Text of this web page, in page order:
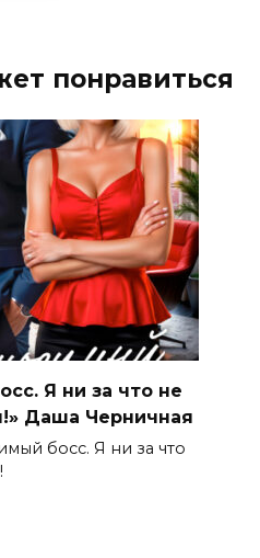
понравиться
Я ни за что не
Даша Черничная
босс. Я ни за что